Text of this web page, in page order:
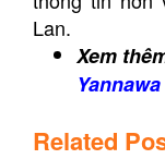
Lan.
Xem
Related